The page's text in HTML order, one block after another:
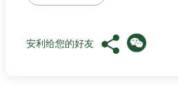
安利给您的好友